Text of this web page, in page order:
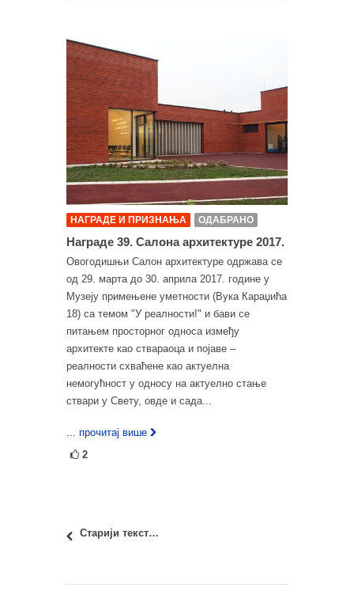
НАГРАДЕ И ПРИЗНАЊА ОДАБРАНО
Награде 39. Салона архитектуре 2017.
Овогодишњи Салон архитектуре одржава се
од 29. марта до 30. априла 2017. године у
Музеју примењене уметности (Вука Караџића
18) са темом "У реалности!" и бави се
питањем просторног односа између
архитекте као ствараоца и појаве –
реалности схваћене као актуелна
немогућност у односу на актуелно стање
ствари у Свету, овде и сада...
... прочитај више
2
Старији текстови